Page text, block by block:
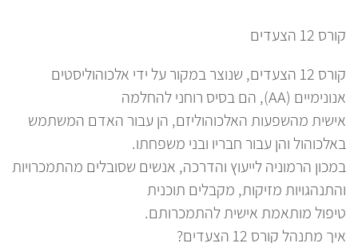
קורס 12 הצעדים
קורס 12 הצעדים, שנוצר במקור על ידי אלכוהוליסטים
אנונימיים (AA), הם בסיס רוחני להחלמה
אישית מהשפעות האלכוהוליזם, הן עבור האדם המשתמש
באלכוהול והן עבור חבריו ובני משפחתו.
במכון הרמוניה לייעוץ והדרכה, אנשים שסובלים מהתמכרויות
והתנהגויות מזיקות, מקבלים תוכנית
טיפול מותאמת אישית להתמכרותם.
איך מתנהל קורס 12 הצעדים?